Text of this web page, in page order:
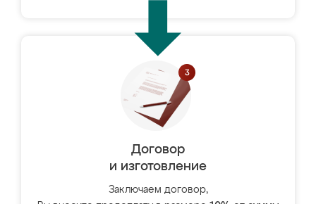
Договор
и изготовление
Заключаем договор,